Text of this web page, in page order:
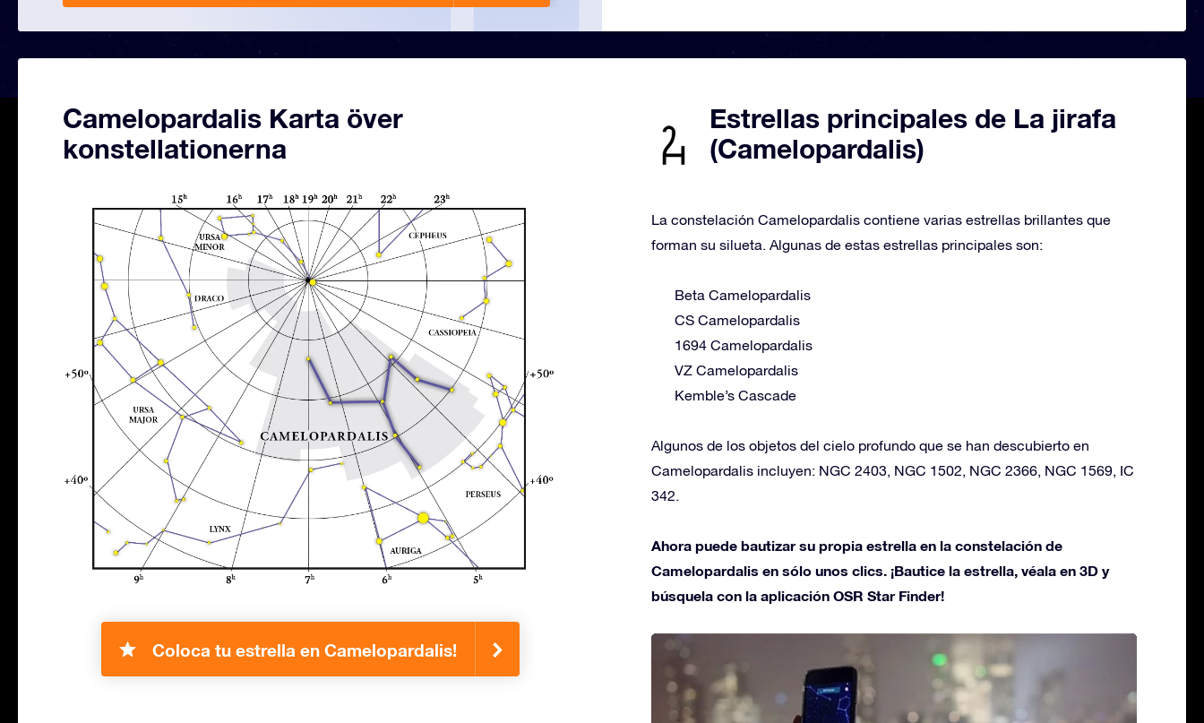
Camelopardalis Karta över
konstellationerna
Coloca tu estrella en Camelopardalis!
Estrellas principales de La jirafa
(Camelopardalis)
La constelación Camelopardalis contiene varias estrellas brillantes que
forman su silueta. Algunas de estas estrellas principales son:
Beta Camelopardalis
CS Camelopardalis
1694 Camelopardalis
VZ Camelopardalis
Kemble’s Cascade
Algunos de los objetos del cielo profundo que se han descubierto en
Camelopardalis incluyen: NGC 2403, NGC 1502, NGC 2366, NGC 1569, IC
342.
Ahora puede bautizar su propia estrella en la constelación de
Camelopardalis en sólo unos clics. ¡Bautice la estrella, véala en 3D y
búsquela con la aplicación OSR Star Finder!